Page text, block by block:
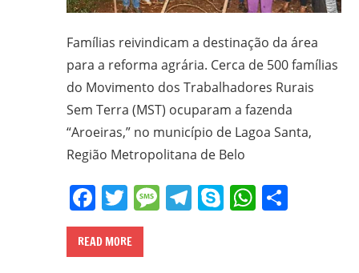
Famílias reivindicam a destinação da área
para a reforma agrária. Cerca de 500 famílias
do Movimento dos Trabalhadores Rurais
Sem Terra (MST) ocuparam a fazenda
“Aroeiras,” no município de Lagoa Santa,
Região Metropolitana de Belo
Facebook
Twitter
Message
Telegram
SkypeShare
READ MORE